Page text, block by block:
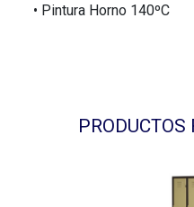
• Pintura Horno 140ºC